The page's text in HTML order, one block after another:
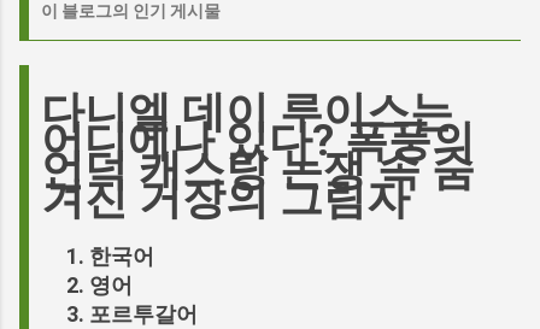
이 블로그의 인기 게시물
다니엘 데이 루이스는
어디에나 있다? 폭풍의
언덕 캐스팅 논쟁 속 숨
겨진 거장의 그림자
한국어
영어
포르투갈어